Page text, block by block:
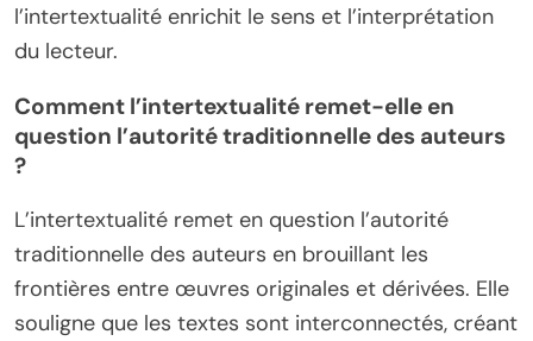
l’intertextualité enrichit le sens et l’interprétation
du lecteur.
Comment l’intertextualité remet-elle en
question l’autorité traditionnelle des auteurs
?
L’intertextualité remet en question l’autorité
traditionnelle des auteurs en brouillant les
frontières entre œuvres originales et dérivées. Elle
souligne que les textes sont interconnectés, créant